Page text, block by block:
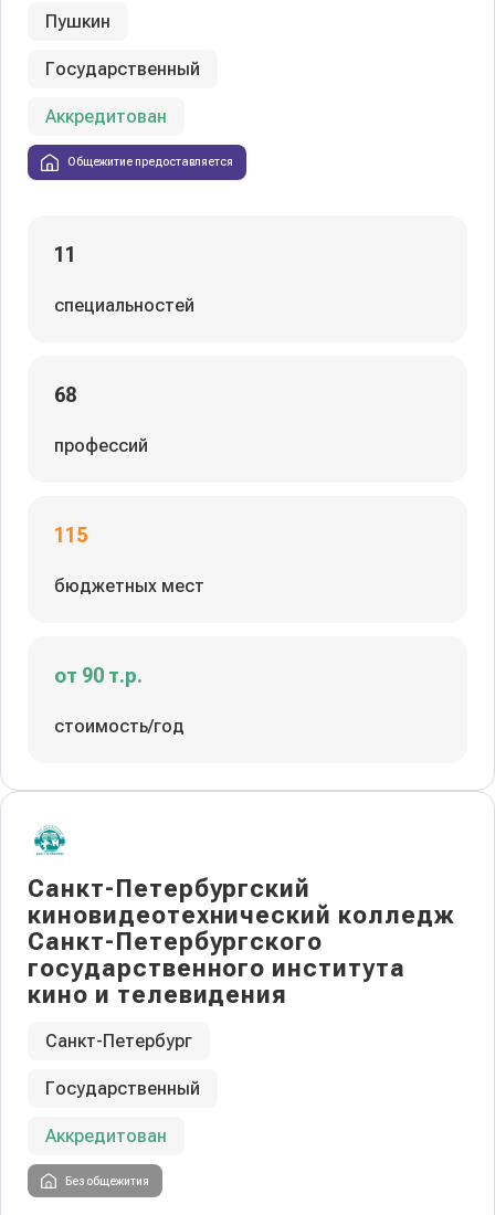
Пушкин
Государственный
Аккредитован
Общежитие предоставляется
11
специальностей
68
профессий
115
бюджетных мест
от 90 т.р.
стоимость/год
Санкт-Петербургский
киновидеотехнический колледж
Санкт-Петербургского
государственного института
кино и телевидения
Санкт-Петербург
Государственный
Аккредитован
Без общежития